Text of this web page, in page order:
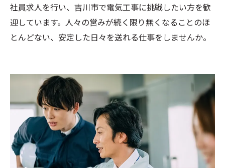
社員求人を行い、吉川市で電気工事に挑戦したい方を歓
迎しています。人々の営みが続く限り無くなることのほ
とんどない、安定した日々を送れる仕事をしませんか。